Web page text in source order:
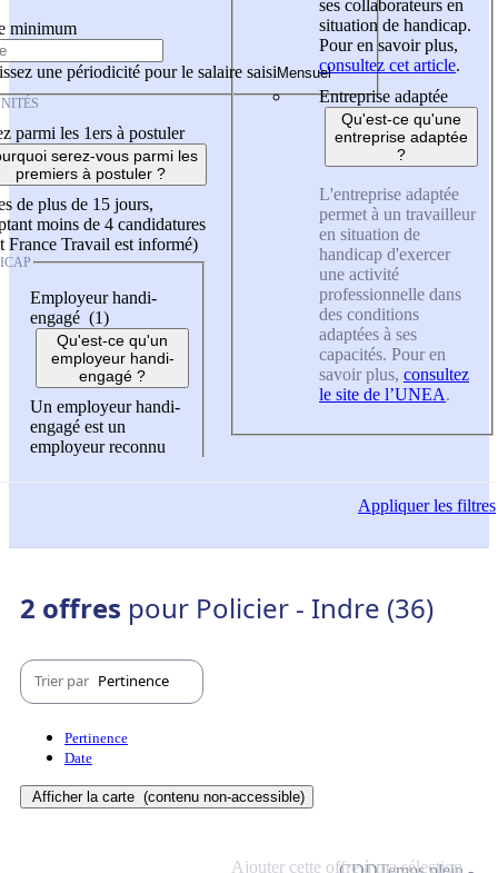
minimum
une périodicité pour le salaire saisi
parmi les 1ers à postuler
serez-vous parmi les
premiers à postuler ?
de plus de 15 jours,
moins de 4 candidatures
France Travail est informé)
Employeur handi-
engagé (1)
Qu'est-ce qu'un
employeur handi-
engagé ?
Un employeur handi-
engagé est un
employeur reconnu
ses collaborateurs en
situation de handicap.
Pour en savoir plus,
consultez cet article.
Entreprise adaptée
Qu'est-ce qu'une
entreprise adaptée
?
L'entreprise adaptée
permet à un travailleur
en situation de
handicap d'exercer
une activité
professionnelle dans
des conditions
adaptées à ses
capacités. Pour en
savoir plus, consultez
le site de l’UNEA.
Appliquerles filtres
2 offres pour Policier - Indre (36)
Trier par Pertinence
Pertinence
Date
Afficher la carte (contenu non-accessible)
Ajouter cette offre à ma sélection